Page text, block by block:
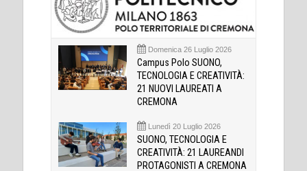
Domenica 26 Luglio 2026
Campus Polo SUONO,
TECNOLOGIA E CREATIVITÀ:
21 NUOVI LAUREATI A
CREMONA
Lunedì 20 Luglio 2026
SUONO, TECNOLOGIA E
CREATIVITÀ: 21 LAUREANDI
PROTAGONISTI A CREMONA